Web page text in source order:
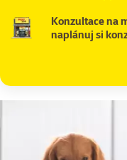
Konzultace na
naplánuj si